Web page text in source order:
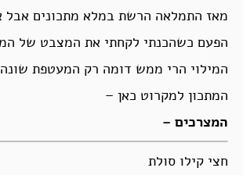
מאז התמלאה הרשת במלא מתכונים אבל
הפעם כשהכנתי לקחתי את המצבט של
המילוי הרי ממש דומה רק המעטפת שונה
המתכון למקרוט כאן –
המצרכים –
חצי קילו סולת